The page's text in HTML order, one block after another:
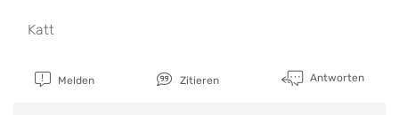
Katt
Melden Zitieren Antworten